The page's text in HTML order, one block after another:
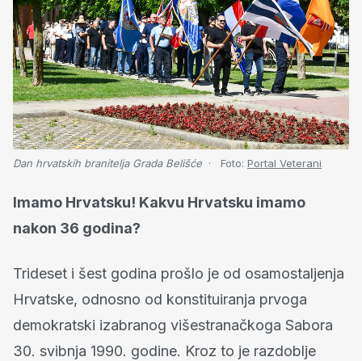
Dan hrvatskih branitelja Grada Belišće Foto: Portal Veterani
Imamo Hrvatsku! Kakvu Hrvatsku imamo
nakon 36 godina?
Trideset i šest godina prošlo je od osamostaljenja
Hrvatske, odnosno od konstituiranja prvoga
demokratski izabranog višestranačkoga Sabora
30. svibnja 1990. godine. Kroz to je razdoblje